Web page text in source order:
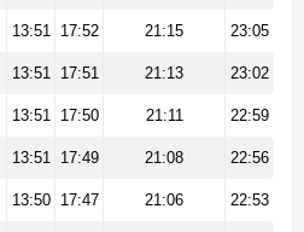
13:51 17:52 21:15 23:05
13:51 17:51 21:13 23:02
13:51 17:50 21:11 22:59
13:51 17:49 21:08 22:56
13:50 17:47 21:06 22:53